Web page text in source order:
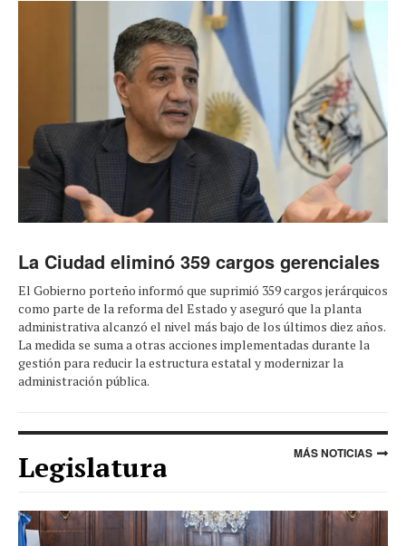
La Ciudad eliminó 359 cargos gerenciales
El Gobierno porteño informó que suprimió 359 cargos jerárquicos
como parte de la reforma del Estado y aseguró que la planta
administrativa alcanzó el nivel más bajo de los últimos diez años.
La medida se suma a otras acciones implementadas durante la
gestión para reducir la estructura estatal y modernizar la
administración pública.
Legislatura MÁS NOTICIAS